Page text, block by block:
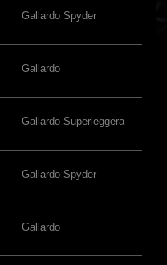
Gallardo Spyder
Gallardo
Gallardo Superleggera
Gallardo Spyder
Gallardo